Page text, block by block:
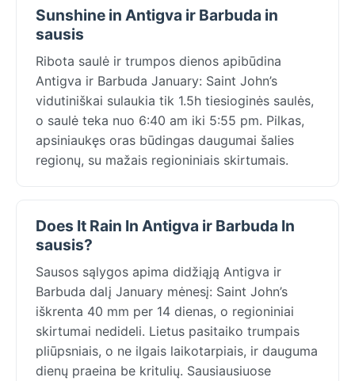
Sunshine in Antigva ir Barbuda in
sausis
Ribota saulė ir trumpos dienos apibūdina
Antigva ir Barbuda January: Saint John’s
vidutiniškai sulaukia tik 1.5h tiesioginės saulės,
o saulė teka nuo 6:40 am iki 5:55 pm. Pilkas,
apsiniaukęs oras būdingas daugumai šalies
regionų, su mažais regioniniais skirtumais.
Does It Rain In Antigva ir Barbuda In
sausis?
Sausos sąlygos apima didžiąją Antigva ir
Barbuda dalį January mėnesį: Saint John’s
iškrenta 40 mm per 14 dienas, o regioniniai
skirtumai nedideli. Lietus pasitaiko trumpais
pliūpsniais, o ne ilgais laikotarpiais, ir dauguma
dienų praeina be kritulių. Sausiausiuose